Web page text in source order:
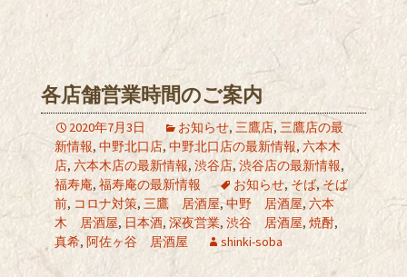
各店舗営業時間のご案内
2020年7月3日 お知らせ, 三鷹店, 三鷹店の最
新情報, 中野北口店, 中野北口店の最新情報, 六本木
店, 六本木店の最新情報, 渋谷店, 渋谷店の最新情報,
福寿庵, 福寿庵の最新情報 お知らせ, そば,そば
前, コロナ対策, 三鷹 居酒屋,中野 居酒屋,六本
木 居酒屋, 日本酒, 深夜営業, 渋谷 居酒屋, 焼酎,
真希, 阿佐ヶ谷 居酒屋 shinki-soba